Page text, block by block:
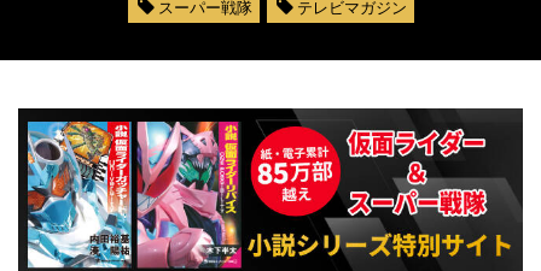
スーパー戦隊
テレビマガジン